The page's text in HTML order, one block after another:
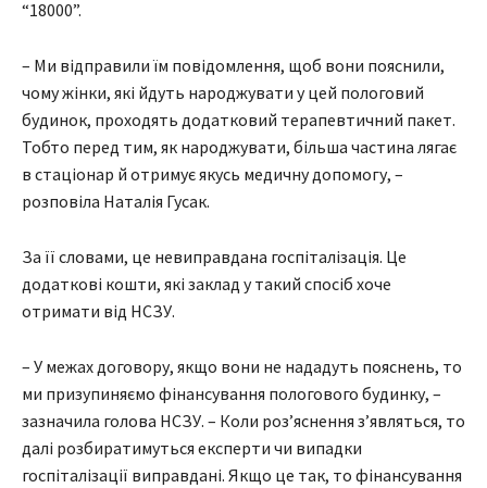
“18000”.
– Ми відправили їм повідомлення, щоб вони пояснили,
чому жінки, які йдуть народжувати у цей пологовий
будинок, проходять додатковий терапевтичний пакет.
Тобто перед тим, як народжувати, більша частина лягає
в стаціонар й отримує якусь медичну допомогу, –
розповіла Наталія Гусак.
За її словами, це невиправдана госпіталізація. Це
додаткові кошти, які заклад у такий спосіб хоче
отримати від НСЗУ.
– У межах договору, якщо вони не нададуть пояснень, то
ми призупиняємо фінансування пологового будинку, –
зазначила голова НСЗУ. – Коли роз’яснення з’являться, то
далі розбиратимуться експерти чи випадки
госпіталізації виправдані. Якщо це так, то фінансування